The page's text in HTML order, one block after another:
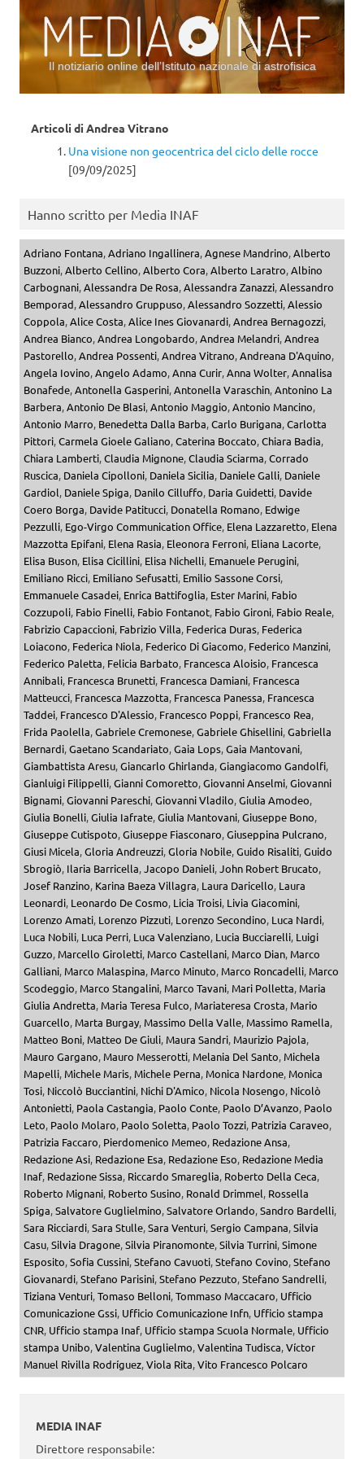
Il notiziario online dell’Istituto nazionale di astrofisica
Articoli di Andrea Vitrano
Una visione non geocentrica del ciclo delle rocce
[09/09/2025]
Hanno scritto per Media INAF
Adriano Fontana,Adriano Ingallinera,Agnese Mandrino,Alberto
Buzzoni,Alberto Cellino,Alberto Cora,Alberto Laratro,Albino
Carbognani,Alessandra De Rosa,Alessandra Zanazzi,Alessandro
Bemporad,Alessandro Gruppuso,Alessandro Sozzetti,Alessio
Coppola,Alice Costa,Alice Ines Giovanardi,Andrea Bernagozzi,
Andrea Bianco,Andrea Longobardo,Andrea Melandri,Andrea
Pastorello,Andrea Possenti,Andrea Vitrano,Andreana D'Aquino,
Angela Iovino,Angelo Adamo,Anna Curir,Anna Wolter,Annalisa
Bonafede,Antonella Gasperini,Antonella Varaschin,Antonino La
Barbera,Antonio De Blasi,Antonio Maggio,Antonio Mancino,
Antonio Marro, Benedetta Dalla Barba,Carlo Burigana,Carlotta
Pittori,Carmela Gioele Galiano,Caterina Boccato,Chiara Badia,
Chiara Lamberti,Claudia Mignone,Claudia Sciarma,Corrado
Ruscica, Daniela Cipolloni, Daniela Sicilia, Daniele Galli, Daniele
Gardiol, Daniele Spiga, Danilo Cilluffo, Daria Guidetti, Davide
Coero Borga, Davide Patitucci, Donatella Romano, Edwige
Pezzulli, Ego-Virgo Communication Office, Elena Lazzaretto, Elena
Mazzotta Epifani, Elena Rasia, Eleonora Ferroni, Eliana Lacorte,
Elisa Buson, Elisa Cicillini, Elisa Nichelli, Emanuele Perugini,
Emiliano Ricci, Emiliano Sefusatti, Emilio Sassone Corsi,
Emmanuele Casadei, Enrica Battifoglia, Ester Marini, Fabio
Cozzupoli, Fabio Finelli, Fabio Fontanot, Fabio Gironi, Fabio Reale,
Fabrizio Capaccioni, Fabrizio Villa, Federica Duras, Federica
Loiacono, Federica Niola, Federico Di Giacomo, Federico Manzini,
Federico Paletta, Felicia Barbato, Francesca Aloisio, Francesca
Annibali, Francesca Brunetti, Francesca Damiani, Francesca
Matteucci, Francesca Mazzotta, Francesca Panessa, Francesca
Taddei, Francesco D'Alessio, Francesco Poppi, Francesco Rea,
Frida Paolella,Gabriele Cremonese,Gabriele Ghisellini,Gabriella
Bernardi,Gaetano Scandariato,Gaia Lops,Gaia Mantovani,
Giambattista Aresu,Giancarlo Ghirlanda,Giangiacomo Gandolfi,
Gianluigi Filippelli,Gianni Comoretto,Giovanni Anselmi,Giovanni
Bignami,Giovanni Pareschi,Giovanni Vladilo,Giulia Amodeo,
Giulia Bonelli,Giulia Iafrate,Giulia Mantovani,Giuseppe Bono,
Giuseppe Cutispoto,Giuseppe Fiasconaro,Giuseppina Pulcrano,
Giusi Micela,Gloria Andreuzzi,Gloria Nobile,Guido Risaliti,Guido
Sbrogiò, Ilaria Barricella,Jacopo Danieli,John Robert Brucato,
Josef Ranzino, Karina Baeza Villagra, Laura Daricello, Laura
Leonardi, Leonardo De Cosmo, Licia Troisi, Livia Giacomini,
Lorenzo Amati, Lorenzo Pizzuti, Lorenzo Secondino, Luca Nardi,
Luca Nobili, Luca Perri, Luca Valenziano, Lucia Bucciarelli, Luigi
Guzzo, Marcello Giroletti, Marco Castellani, Marco Dian, Marco
Galliani, Marco Malaspina, Marco Minuto, Marco Roncadelli, Marco
Scodeggio, Marco Stangalini, Marco Tavani, Mari Polletta, Maria
Giulia Andretta, Maria Teresa Fulco, Mariateresa Crosta, Mario
Guarcello, Marta Burgay, Massimo Della Valle, Massimo Ramella,
Matteo Boni, Matteo De Giuli, Maura Sandri, Maurizio Pajola,
Mauro Gargano, Mauro Messerotti, Melania Del Santo, Michela
Mapelli, Michele Maris, Michele Perna, Monica Nardone, Monica
Tosi, Niccolò Bucciantini, Nichi D'Amico, Nicola Nosengo, Nicolò
Antonietti, Paola Castangia, Paolo Conte, Paolo D’Avanzo, Paolo
Leto, Paolo Molaro, Paolo Soletta, Paolo Tozzi, Patrizia Caraveo,
Patrizia Faccaro, Pierdomenico Memeo, Redazione Ansa,
Redazione Asi, Redazione Esa, Redazione Eso, Redazione Media
Inaf, Redazione Sissa, Riccardo Smareglia, Roberto Della Ceca,
Roberto Mignani, Roberto Susino, Ronald Drimmel, Rossella
Spiga,Salvatore Guglielmino,Salvatore Orlando,Sandro Bardelli,
Sara Ricciardi,Sara Stulle,Sara Venturi,Sergio Campana,Silvia
Casu,Silvia Dragone,Silvia Piranomonte,Silvia Turrini,Simone
Esposito,Sofia Cussini,Stefano Cavuoti,Stefano Covino,Stefano
Giovanardi,Stefano Parisini,Stefano Pezzuto,Stefano Sandrelli,
Tiziana Venturi,Tomaso Belloni,Tommaso Maccacaro, Ufficio
Comunicazione Gssi, Ufficio Comunicazione Infn, Ufficio stampa
CNR, Ufficio stampa Inaf, Ufficio stampa Scuola Normale, Ufficio
stampa Unibo,Valentina Guglielmo,Valentina Tudisca,Víctor
Manuel Rivilla Rodríguez,Viola Rita,Vito Francesco Polcaro
MEDIA INAF
Direttore responsabile: